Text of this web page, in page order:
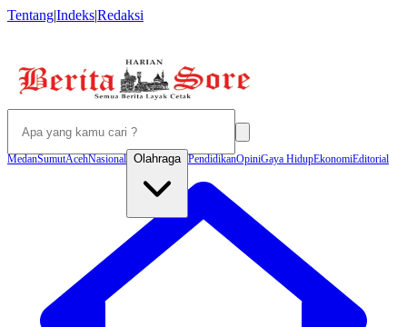
Tentang|Indeks|Redaksi
MedanSumutAcehNasional Olahraga PendidikanOpiniGaya HidupEkonomiEditorial